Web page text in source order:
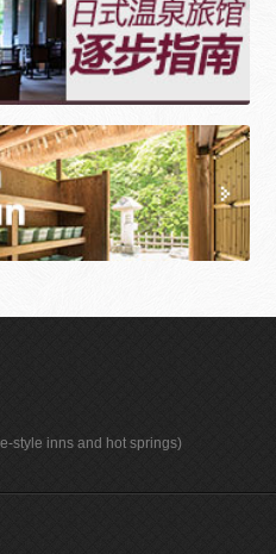
style inns and hot springs)